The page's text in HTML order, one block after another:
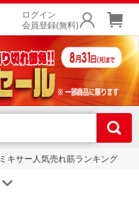
ログイン
会員登録(無料)
ミキサー人気売れ筋ランキング